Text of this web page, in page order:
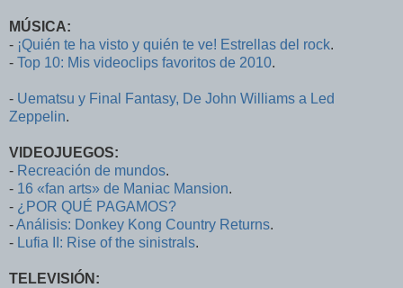
MÚSICA:
- ¡Quién te ha visto y quién te ve! Estrellas del rock.
- Top 10: Mis videoclips favoritos de 2010.
- Uematsu y Final Fantasy, De John Williams a Led
Zeppelin.
VIDEOJUEGOS:
- Recreación de mundos.
- 16 «fan arts» de Maniac Mansion.
- ¿POR QUÉ PAGAMOS?
-Análisis: Donkey Kong Country Returns.
- Lufia II: Rise of the sinistrals.
TELEVISIÓN: